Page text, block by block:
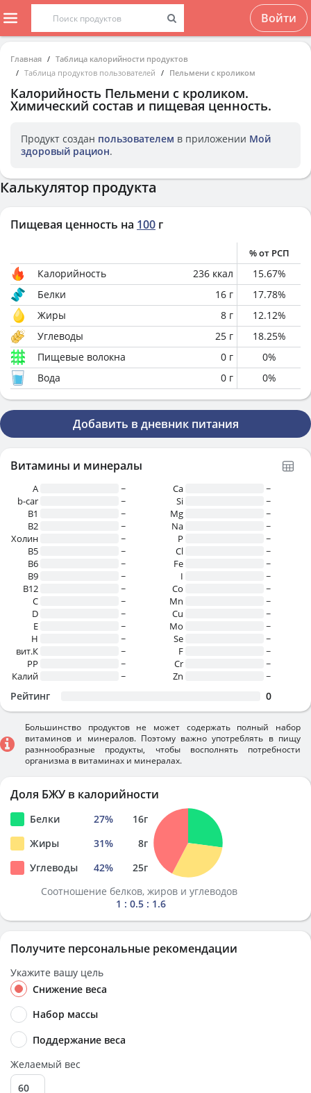
Войти
Главная
Таблица калорийности продуктов
Таблица продуктов пользователей
Пельмени с кроликом
Калорийность Пельмени с кроликом.
Химический состав и пищевая ценность.
Продукт создан пользователем в приложении Мой
здоровый рацион.
Калькулятор продукта
Пищевая ценность на 100 г
% от РСП
Калорийность 236 ккал 15.67%
Белки
16 г 17.78%
Жиры
8 г 12.12%
Углеводы
25 г 18.25%
Пищевые волокна
0 г 0%
Вода
0 г 0%
Добавить в дневник питания
Витамины и минералы
A
~
b-car
~
В1
~
B2
~
Холин
~
B5
~
B6
~
B9
~
B12
~
C
~
D
~
E
~
H
~
вит.К
~
PP
~
Калий
~
Ca
~
Si
~
Mg
~
Na
~
P
~
Cl
~
Fe
~
I
~
Co
~
Mn
~
Cu
~
Mo
~
Se
~
F
~
Cr
~
Zn
~
Рейтинг 0
Большинство продуктов не может содержать полный набор
витаминов и минералов. Поэтому важно употреблять в пищу
разннообразные продукты, чтобы восполнять потребности
организма в витаминах и минералах.
Доля БЖУ в калорийности
Белки 27% 16г
Жиры
31% 8г
Углеводы
42% 25г
Соотношение белков, жиров и углеводов
1 : 0.5 : 1.6
Получите персональные рекомендации
Укажите вашу цель
Снижение веса
Набор массы
Поддержание веса
Желаемый вес